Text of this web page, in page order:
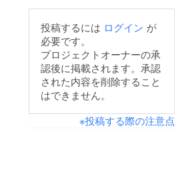
投稿するには ログイン が
必要です。
プロジェクトオーナーの承
認後に掲載されます。承認
された内容を削除すること
はできません。
※投稿する際の注意点